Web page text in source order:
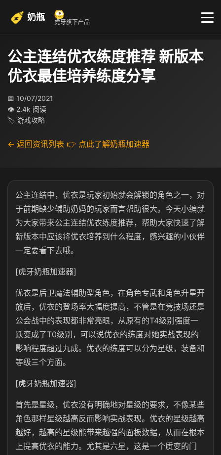
奶瓶 虎牙旗下产品
公主连结优衣练度推荐 新版本
优衣最佳培养练度分享
📅 10/07/2021
👁 2.4k 阅读
🏷 游戏攻略
← 返回资讯列表 👉 点此了解奶瓶加速器
公主连结中，优衣是玩家初始就会解锁的角色之一，对
于前期缺少辅助奶妈的玩家而言帮助很大。今天小编就
为大家带来公主连结优衣练度推荐，帮助大家快速了解
新版本中应该将优衣培养到什么程度，感兴趣的小伙伴
一定要看下去哦。
[虎牙奶瓶加速器]
优衣是后卫魔法辅助型角色，在角色专武和角色升星开
放后，优衣的登场率大幅度提高，不管是在竞技场还是
公会战中的表现都非常亮眼，从原有的T4级别强度一
跃变成了T0级别，可以说优衣的练度对她实战表现的
影响程度超过九成。优衣的练度可以分为星级，装备和
等级三个方面。
[虎牙奶瓶加速器]
首先是星级，优衣没有明确地对星级的要求，不像某些
角色那样星级越高反而影响实战表现。优衣的星级越高
越好，越高的星级能带来越强的面板数据，从而在根本
上提高优衣的能力。尤其是六星，这是一个质变的门